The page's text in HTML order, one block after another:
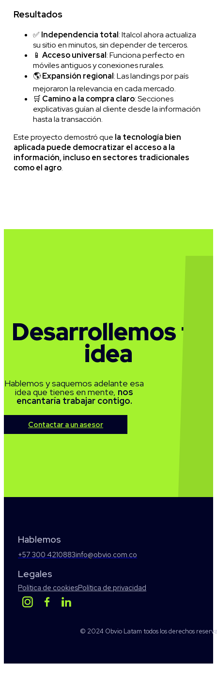
Resultados
✅ Independencia total: Italcol ahora actualiza
su sitio en minutos, sin depender de terceros.
📱 Acceso universal: Funciona perfecto en
móviles antiguos y conexiones rurales.
🌎Expansión regional: Las landings por país
mejoraron la relevancia en cada mercado.
🛒 Camino a la compra claro: Secciones
explicativas guían al cliente desde la información
hasta la transacción.
Este proyecto demostró que la tecnología bien
aplicada puede democratizar el acceso a la
información, incluso en sectores tradicionales
como el agro.
Desarrollemos tu
idea
Hablemos y saquemos adelante esa
idea que tienes en mente, nos
encantaría trabajar contigo.
Contactar a un asesor
Hablemos
+57 300 4210883info@obvio.com.co
Legales
Política de cookiesPolítica de privacidad
© 2024 Obvio Latam todos los derechos